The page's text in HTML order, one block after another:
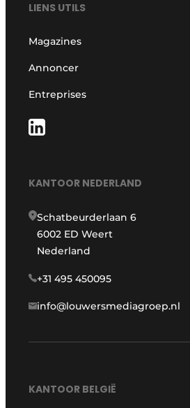
LIENS UTILS
Magazines
Annoncer
Entreprises
KANTOOR NEDERLAND
Schatbeurderlaan 6
6002 ED Weert
Nederland
+31 495 450095
info@louwersmediagroep.nl
KANTOOR BELGIË